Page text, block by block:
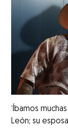
‘Íbamos
León; su